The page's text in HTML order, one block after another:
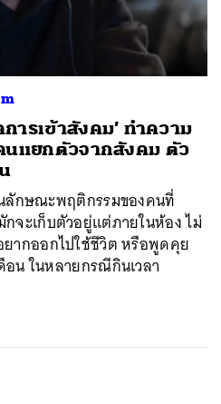
ารเข้าสังคม’ ทำความ
นแยกตัวจากสังคม ตัว
ลักษณะพฤติกรรมของคนที่
จะเก็บตัวอยู่แต่ภายในห้อง ไม่
ากออกไปใช้ชีวิต หรือพูดคุย
อน ในหลายกรณีกินเวลา